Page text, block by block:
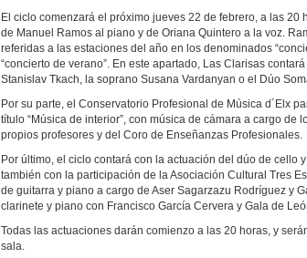
El ciclo comenzará el próximo jueves 22 de febrero, a las
de Manuel Ramos al piano y de Oriana Quintero a la voz.
referidas a las estaciones del año en los denominados
“concierto de verano”. En este apartado, Las Clarisas
Stanislav Tkach, la soprano Susana Vardanyan o el Dúo
Por su parte, el Conservatorio Profesional de Música d´Elx
título “Música de interior”, con música de cámara a cargo
propios profesores y del Coro de Enseñanzas Profesionales.
Por último, el ciclo contará con la actuación del dúo de cello
también con la participación de la Asociación Cultural Tres
de guitarra y piano a cargo de Aser Sagarzazu Rodríguez y
clarinete y piano con Francisco García Cervera y Gala de
Todas las actuaciones darán comienzo a las 20 horas, y
sala.